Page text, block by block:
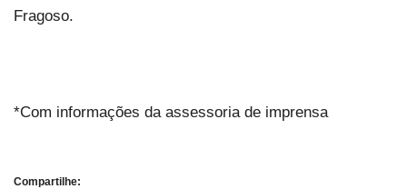
Fragoso.
*Com informações da assessoria de imprensa
Compartilhe: